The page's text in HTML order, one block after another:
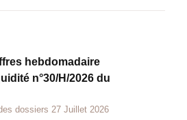
hebdomadaire
n°30/H/2026 du
dossiers 27 Juillet 2026